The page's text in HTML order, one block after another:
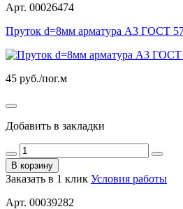
Арт. 00026474
Пруток d=8мм арматура А3 ГОСТ
45 руб./пог.м
Добавить в закладки
В корзину
Заказать в 1 клик Условия работы
Арт. 00039282